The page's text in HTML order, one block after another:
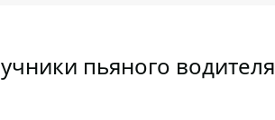
пьяного водителя